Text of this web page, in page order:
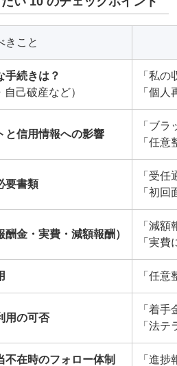
きこと
手続きは？
自己破産など）
「私
「個
と信用情報への影響
「ブ
「任
要書類
「受
「初
金・実費・減額報酬）
「減
「実
「任
用の可否
「着
「法
不在時のフォロー体制 「進